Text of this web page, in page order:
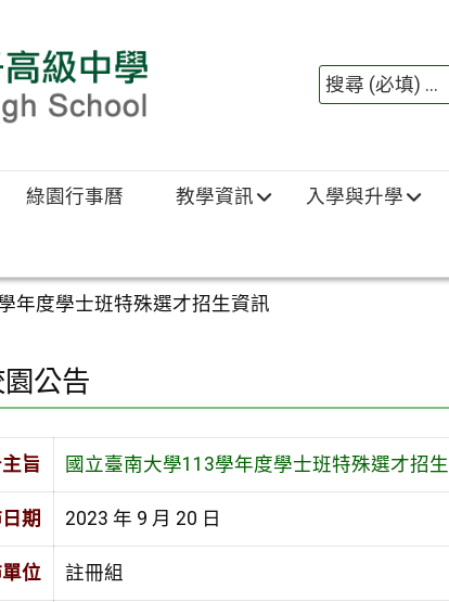
綠園行事曆 教學資訊 入學與升學
年度學士班特殊選才招生資訊
公告
旨 國立臺南大學113學年度學士班特殊選才招
期 2023 年 9 月 20 日
位 註冊組